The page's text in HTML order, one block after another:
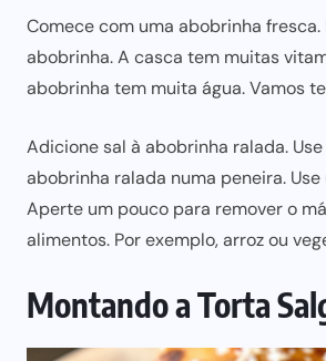
Comece com uma abobrinha
abobrinha. A casca tem muitas
abobrinha tem muita água. Vamos
Adicione sal à abobrinha ralada.
abobrinha ralada numa peneira.
Aperte um pouco para remover o
alimentos. Por exemplo, arroz ou
Montando a Torta